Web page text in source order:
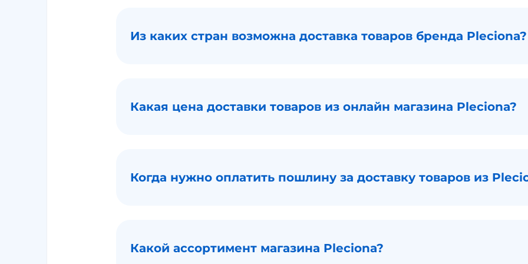
Из каких стран возможна доставка товаров бренда Pleciona?
Какая цена доставки товаров из онлайн магазина Pleciona?
Когда нужно оплатить пошлину за доставку товаров из
Какой ассортимент магазина Pleciona?